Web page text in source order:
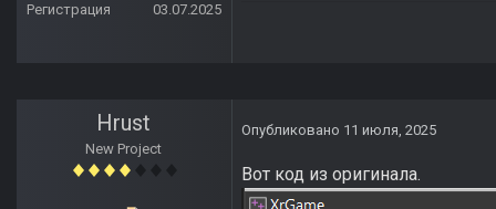
Регистрация
03.07.2025
Hrust
New Project
Опубликовано 11 июля, 2025
Вот код из оригинала.